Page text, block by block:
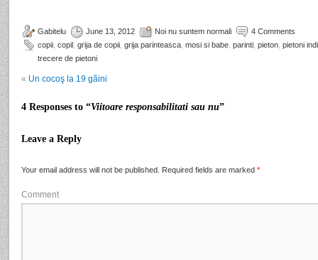
Gabitelu June 13, 2012 Noi nu suntem normali
4 Comments
copii copil grija de copii grija parinteasca mosi si babe parinti pieton pietoni
trecere de pietoni
« Un cocoş la 19 găini
4 Responses to “Viitoare responsabilitati sau nu”
Leave a Reply
Your email address will not be published. Required fields are marked *
Comment